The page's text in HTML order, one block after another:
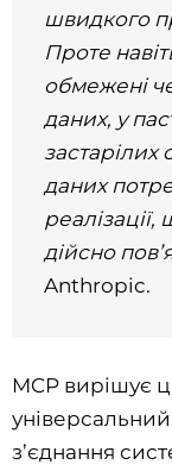
швидкого
Проте
обмежені
даних, у
даних
дійсно
Anthropic.
MCP вирішує
з’єднання